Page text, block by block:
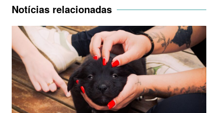
Post
Notícias relacionadas